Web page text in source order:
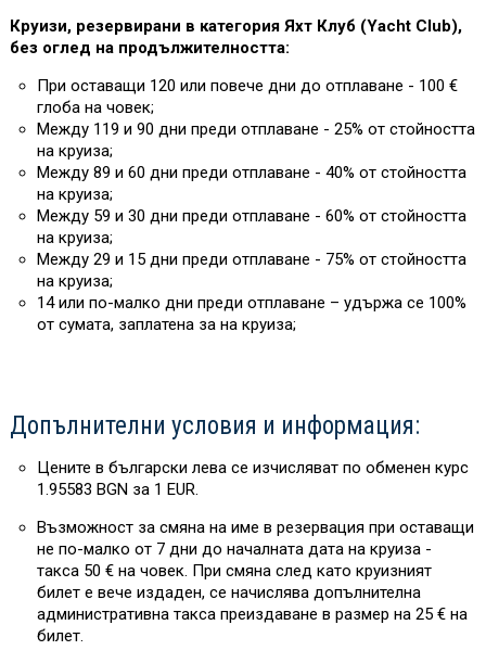
Круизи, резервирани в категория Яхт Клуб (Yacht Club),
без оглед на продължителността:
При оставащи 120 или повече дни до отплаване - 100 €
глоба на човек;
Между 119 и 90 дни преди отплаване - 25% от стойността
на круиза;
Между 89 и 60 дни преди отплаване - 40% от стойността
на круиза;
Между 59 и 30 дни преди отплаване - 60% от стойността
на круиза;
Между 29 и 15 дни преди отплаване - 75% от стойността
на круиза;
14 или по-малко дни преди отплаване – удържа се 100%
от сумата, заплатена за на круиза;
Допълнителни условия и информация:
Цените в български лева се изчисляват по обменен курс
1.95583 BGN за 1 EUR.
Възможност за смяна на име в резервация при оставащи
не по-малко от 7 дни до началната дата на круиза -
такса 50 € на човек. При смяна след като круизният
билет е вече издаден, се начислява допълнителна
административна такса преиздаване в размер на 25 € на
билет.